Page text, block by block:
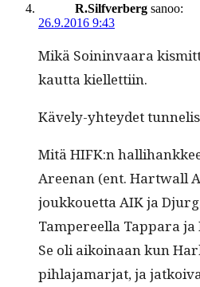
R.Silfverberg sanoo:
26.9.2016 9:43
Mikä Soin­in­vaara
kaut­ta kiellettiin.
Käve­ly-yhtey­det
Mitä HIFK:n
Areenan (ent. Hart­wall
joukkou­et­ta AIK ja
Tam­pereel­la Tap­pa­ra
Se oli aikoinaan kun
pih­la­ja­mar­jat, ja